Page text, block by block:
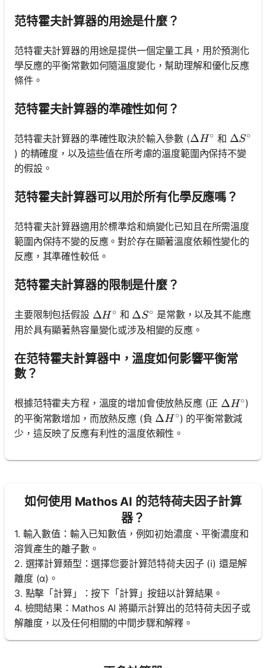
范特霍夫計算器的用途是什麼？
范特霍夫計算器的用途是提供一個定量工具，用於預測化
學反應的平衡常數如何隨溫度變化，幫助理解和優化反應
條件。
范特霍夫計算器的準確性如何？
范特霍夫計算器的準確性取決於輸入參數 (\Delta H^\circ
ΔH∘ 和 \Delta
ΔS∘
) 的精確度，以及這些值在所考慮的溫度範圍內保持不變
的假設。
范特霍夫計算器可以用於所有化學反應嗎？
范特霍夫計算器適用於標準焓和熵變化已知且在所需溫度
範圍內保持不變的反應。對於存在顯著溫度依賴性變化的
反應，其準確性較低。
范特霍夫計算器的限制是什麼？
主要限制包括假設 \Delta H^\circ
ΔH∘ 和 \Delta S^\circ
ΔS∘ 是常數，以及其不能應
用於具有顯著熱容量變化或涉及相變的反應。
在范特霍夫計算器中，溫度如何影響平衡常
數？
根據范特霍夫方程，溫度的增加會使放熱反應 (正 \Delta
ΔH∘)
的平衡常數增加，而放熱反應 (負 \Delta H^\circ
ΔH∘) 的平衡常數減
少，這反映了反應有利性的溫度依賴性。
如何使用 Mathos AI 的范特荷夫因子計算
器？
1. 輸入數值：輸入已知數值，例如初始濃度、平衡濃度和
溶質產生的離子數。
2. 選擇計算類型：選擇您要計算范特荷夫因子 (i) 還是解
離度 (α)。
3. 點擊「計算」：按下「計算」按鈕以計算結果。
4. 檢閱結果：Mathos AI 將顯示計算出的范特荷夫因子或
解離度，以及任何相關的中間步驟和解釋。